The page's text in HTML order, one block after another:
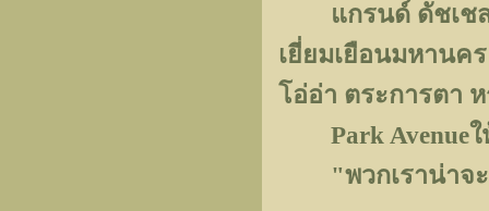
แกรนด์ ดัชเชส
เยี่ยมเยือนมหานค
โอ่อ่า ตระการตา
Park Avenueใ
"พวกเราน่าจะ